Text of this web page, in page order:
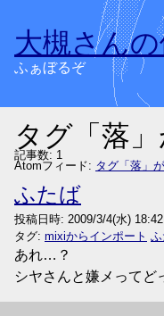
大槻さん
ふぁぼるぞ
タグ「落
記事数: 1
Atomフィード: タグ「落」
ふたば
投稿日時: 2009/3/4(水)
タグ: mixiからインポート
あれ…？
シヤさんと嫌メってど